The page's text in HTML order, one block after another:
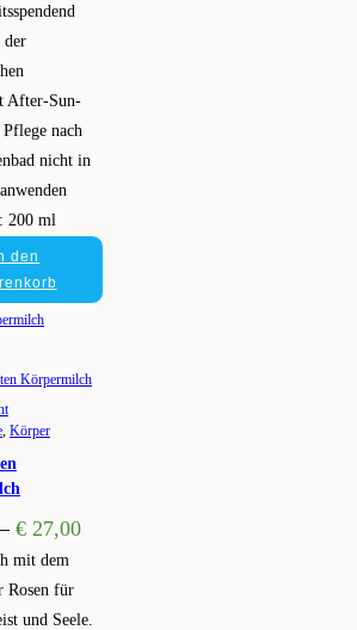
der
After-Sun-
nach
nicht in
200 ml
den
Körper
€ 27,00
mit dem
Rosen für
und Seele.